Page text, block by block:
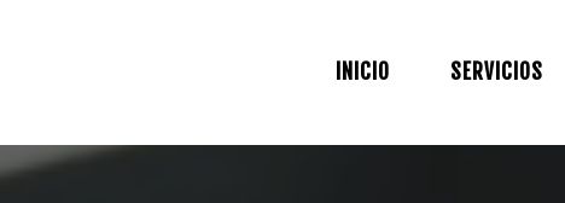
INICIO SERVICIOS